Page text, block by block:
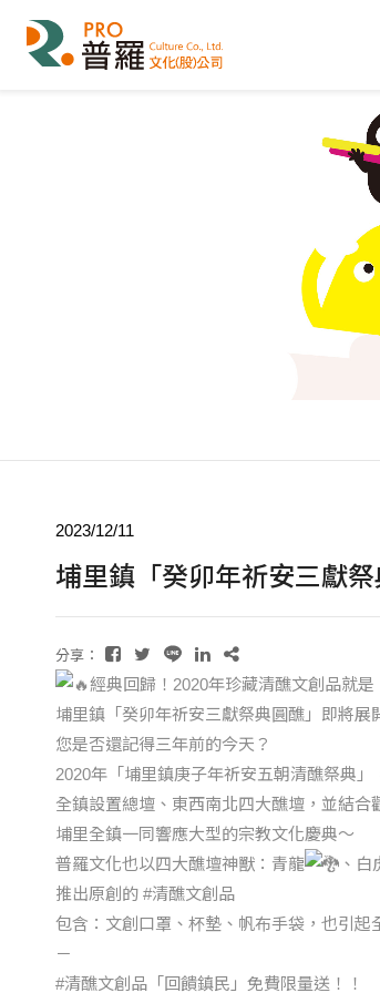
2023/12/11
埔里鎮「癸卯年祈安三獻祭
分享：
經典回歸！2020年珍藏清醮文創品就是
埔里鎮「癸卯年祈安三獻祭典圓醮」即將展
您是否還記得三年前的今天？
2020年「埔里鎮庚子年祈安五朝清醮祭典」
全鎮設置總壇、東西南北四大醮壇，並結合
埔里全鎮一同響應大型的宗教文化慶典～
普羅文化也以四大醮壇神獸：青龍
、白
推出原創的 #清醮文創品
包含：文創口罩、杯墊、帆布手袋，也引起
－
#清醮文創品 「回饋鎮民」免費限量送！！